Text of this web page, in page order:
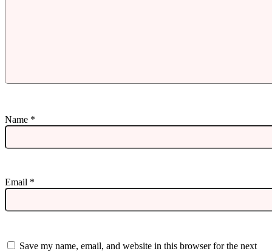
Name *
Email *
Save my name, email, and website in this browser for the next